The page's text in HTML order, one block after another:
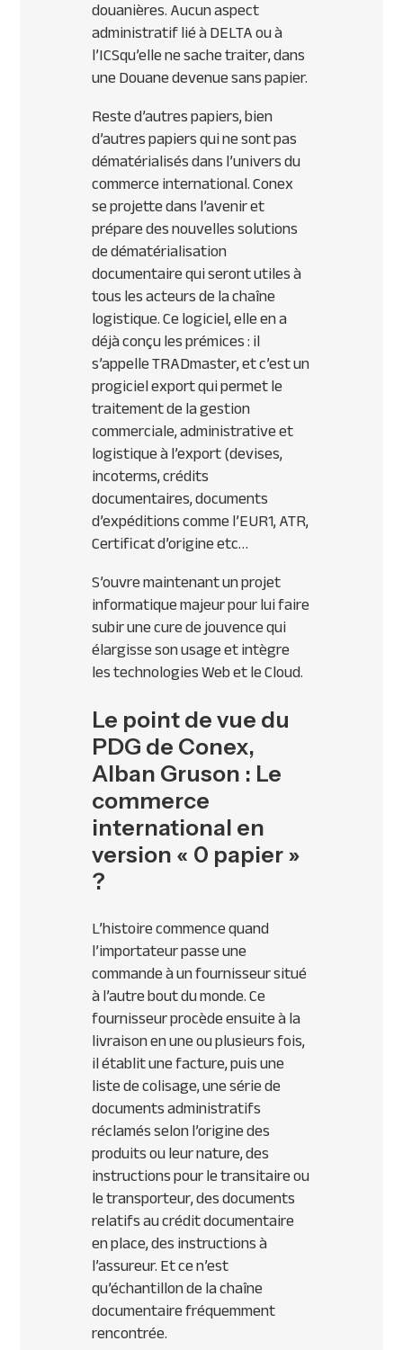
douanières. Aucun aspect
administratif lié àDELTAou à
l’ICSqu’elle ne sache traiter, dans
une Douane devenue sans papier.
Reste d’autres papiers, bien
d’autres papiers qui ne sont pas
dématérialisés dans l’univers du
commerce international. Conex
se projette dans l’avenir et
prépare des nouvelles solutions
de dématérialisation
documentaire qui seront utiles à
tous les acteurs de la chaîne
logistique. Ce logiciel, elle en a
déjà conçu les prémices : il
s’appelleTRADmaster, et c’est un
progiciel export qui permet le
traitement de la gestion
commerciale, administrative et
logistique à l’export (devises,
incoterms, crédits
documentaires, documents
d’expéditions comme l’EUR1,ATR,
Certificat d’origine etc…
S’ouvre maintenant un projet
informatique majeur pour lui faire
subir une cure de jouvence qui
élargisse son usage et intègre
les technologies Web et le Cloud.
Le point de vue du
PDG de Conex,
Alban Gruson : Le
commerce
international en
version « 0 papier »
?
L’histoire commence quand
l’importateur passe une
commande à un fournisseur situé
à l’autre bout du monde. Ce
fournisseur procède ensuite à la
livraison en une ou plusieurs fois,
il établit une facture, puis une
liste de colisage, une série de
documents administratifs
réclamés selon l’origine des
produits ou leur nature, des
instructions pour le transitaire ou
le transporteur, des documents
relatifs au crédit documentaire
en place, des instructions à
l’assureur. Et ce n’est
qu’échantillon de la chaîne
documentaire fréquemment
rencontrée.